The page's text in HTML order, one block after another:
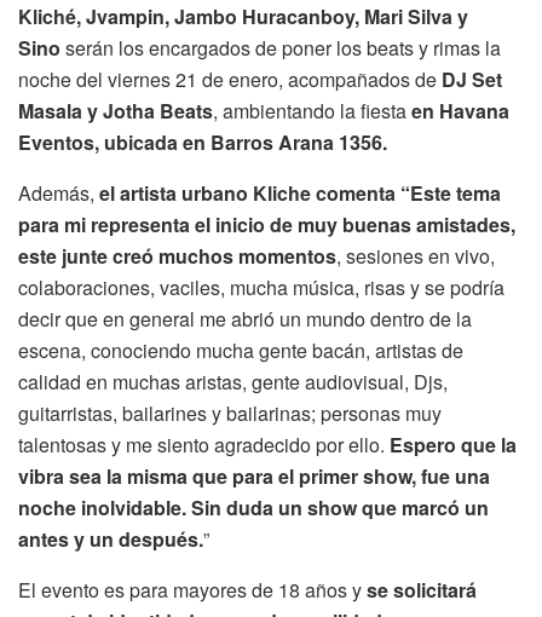
Kliché, Jvampin, Jambo Huracanboy, Mari Silva y
Sino serán los encargados de poner los beats y rimas la
noche del viernes 21 de enero, acompañados de DJ Set
Masala y Jotha Beats, ambientando la fiestaen Havana
Eventos, ubicada en Barros Arana 1356.
Además, el artista urbano Kliche comenta “Este tema
para mi representa el inicio de muy buenas amistades,
este junte creó muchos momentos, sesiones en vivo,
colaboraciones, vaciles, mucha música, risas y se podría
decir que en general me abrió un mundo dentro de la
escena, conociendo mucha gente bacán, artistas de
calidad en muchas aristas, gente audiovisual, Djs,
guitarristas, bailarines y bailarinas; personas muy
talentosas y me siento agradecido por ello. Espero que la
vibra sea la misma que para el primer show, fue una
noche inolvidable. Sin duda un show que marcó un
antes y un después.”
El evento es para mayores de 18 años yse solicitará